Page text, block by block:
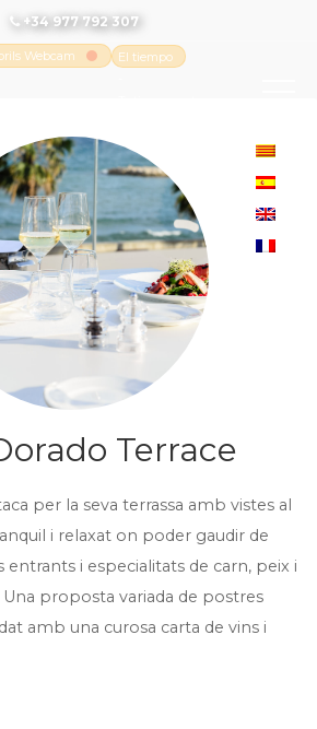
+34 977 792 307
Webcam
El tiempo
Terrace
per la seva terrassa amb vistes al
i relaxat on poder gaudir de
i especialitats de carn, peix i
Una proposta variada de postres
amb una curosa carta de vins i